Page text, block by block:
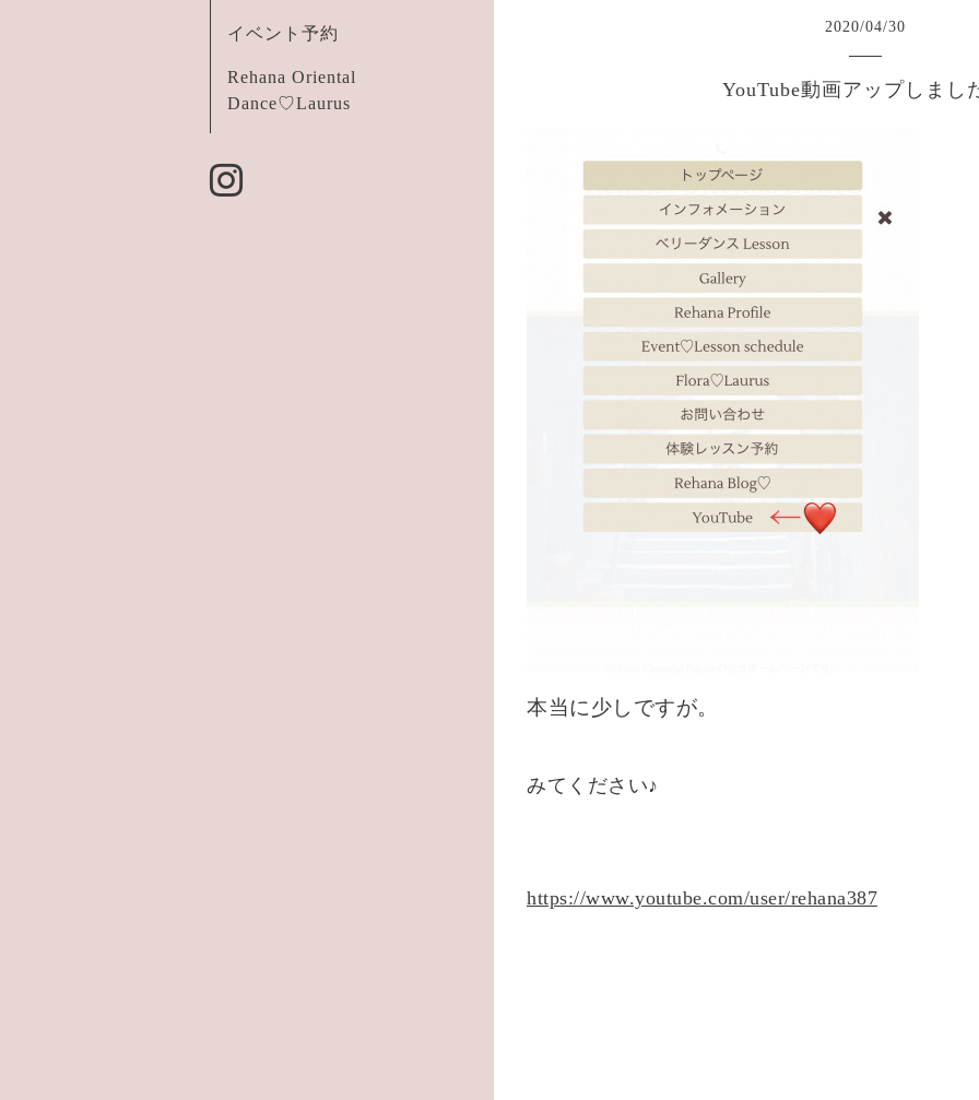
イベント予約
Rehana Oriental
Dance♡Laurus
2020/04/30
YouTube動画アップしまし
本当に少しですが。
みてください♪
https://www.youtube.com/user/rehana387